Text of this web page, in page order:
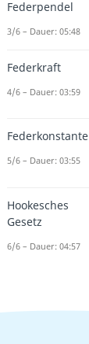
Federpendel
3/6 – Dauer: 05:48
Federkraft
4/6 – Dauer: 03:59
Federkonstante
5/6 – Dauer: 03:55
Hookesches
Gesetz
6/6 – Dauer: 04:57